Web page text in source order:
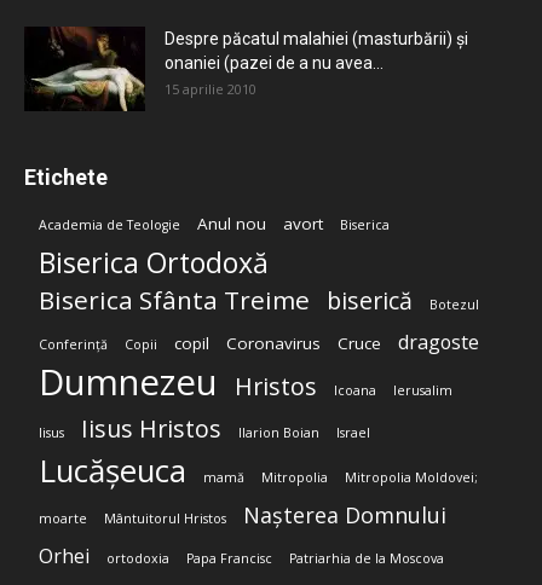
Despre păcatul malahiei (masturbării) şi
onaniei (pazei de a nu avea...
15 aprilie 2010
Etichete
Academia de Teologie Anul nou avort Biserica
Biserica Ortodoxă
Biserica Sfânta Treime biserică Botezul
Conferință Copii copil Coronavirus Cruce dragoste
Dumnezeu Hristos Icoana Ierusalim
Iisus Iisus Hristos Ilarion Boian Israel
Lucășeuca mamă Mitropolia Mitropolia Moldovei;
moarte Mântuitorul Hristos Nașterea Domnului
Orhei ortodoxia Papa Francisc Patriarhia de la Moscova